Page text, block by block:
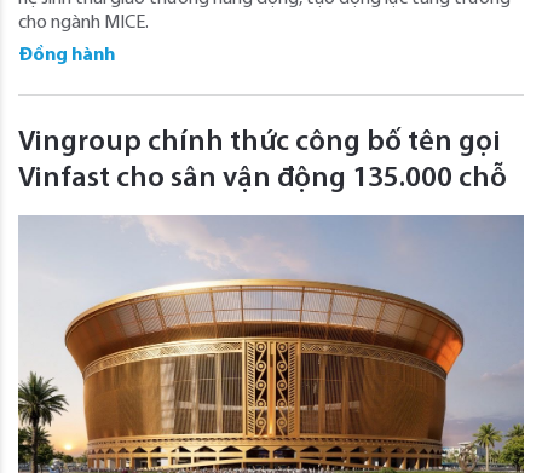
cho ngành MICE.
Đồng hành
Vingroup chính thức công bố tên gọi
Vinfast cho sân vận động 135.000 chỗ